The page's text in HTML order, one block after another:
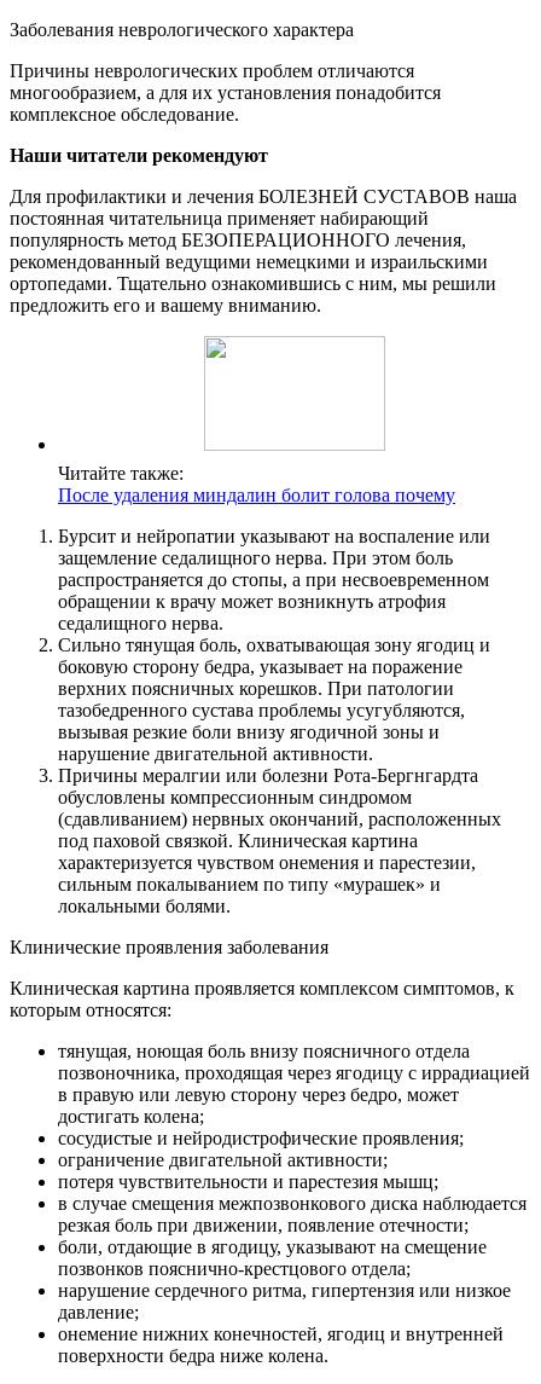
Заболевания неврологического характера
Причины неврологических проблем отличаются
многообразием, а для их установления понадобится
комплексное обследование.
Наши читатели рекомендуют
Для профилактики и лечения БОЛЕЗНЕЙ СУСТАВОВ наша
постоянная читательница применяет набирающий
популярность метод БЕЗОПЕРАЦИОННОГО лечения,
рекомендованный ведущими немецкими и израильскими
ортопедами. Тщательно ознакомившись с ним, мы решили
предложить его и вашему вниманию.
Читайте также:
После удаления миндалин болит голова почему
Бурсит и нейропатии указывают на воспаление или
защемление седалищного нерва. При этом боль
распространяется до стопы, а при несвоевременном
обращении к врачу может возникнуть атрофия
седалищного нерва.
Сильно тянущая боль, охватывающая зону ягодиц и
боковую сторону бедра, указывает на поражение
верхних поясничных корешков. При патологии
тазобедренного сустава проблемы усугубляются,
вызывая резкие боли внизу ягодичной зоны и
нарушение двигательной активности.
Причины мералгии или болезни Рота-Бергнгардта
обусловлены компрессионным синдромом
(сдавливанием) нервных окончаний, расположенных
под паховой связкой. Клиническая картина
характеризуется чувством онемения и парестезии,
сильным покалыванием по типу «мурашек» и
локальными болями.
Клинические проявления заболевания
Клиническая картина проявляется комплексом симптомов, к
которым относятся:
тянущая, ноющая боль внизу поясничного отдела
позвоночника, проходящая через ягодицу с иррадиацией
в правую или левую сторону через бедро, может
достигать колена;
сосудистые и нейродистрофические проявления;
ограничение двигательной активности;
потеря чувствительности и парестезия мышц;
в случае смещения межпозвонкового диска наблюдается
резкая боль при движении, появление отечности;
боли, отдающие в ягодицу, указывают на смещение
позвонков пояснично-крестцового отдела;
нарушение сердечного ритма, гипертензия или низкое
давление;
онемение нижних конечностей, ягодиц и внутренней
поверхности бедра ниже колена.